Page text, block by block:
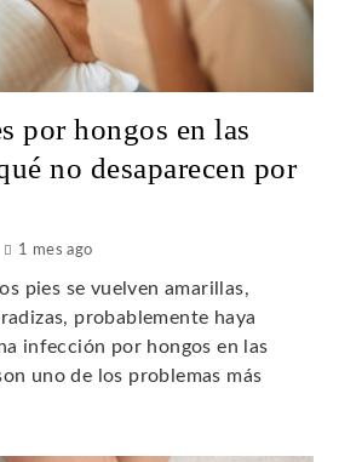
por hongos en las
no desaparecen por
1 mes ago
pies se vuelven amarillas,
probablemente haya
infección por hongos en las
uno de los problemas más